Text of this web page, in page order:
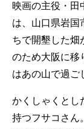
映画の主役・田
は、山口県岩国
ちで開墾した畑
のため大阪に移
はあの山で過ご
かくしゃくとし
持つフサコさん